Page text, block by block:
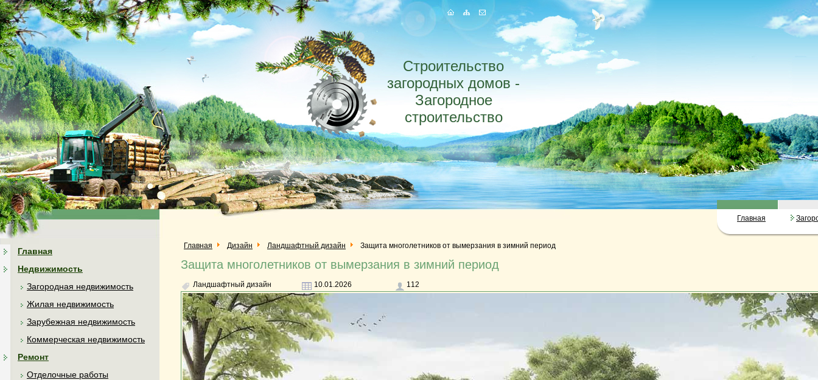
Строительство
загородных домов -
Загородное
строительство
Главная
Главная
Недвижимость
Загородная недвижимость
Жилая недвижимость
Зарубежная недвижимость
Коммерческая недвижимость
Ремонт
Отделочные работы
Главная Дизайн Ландшафтный дизайн Защита многолетников от вымерзания в зимний период
Защита многолетников от вымерзания в зимний период
Ландшафтный дизайн 10.01.2026 112